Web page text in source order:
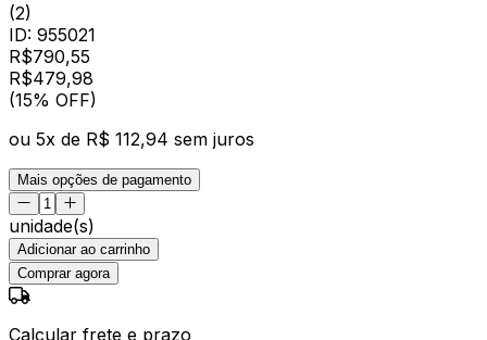
(2)
ID: 955021
R$790,55
R$479,98
(15% OFF)
ou 5x de R$ 112,94 sem juros
Mais opções de pagamento
unidade(s)
Adicionar ao carrinho
Comprar agora
Calcular frete e prazo